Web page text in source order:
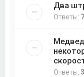
Два
Ответы:
Ответы:3